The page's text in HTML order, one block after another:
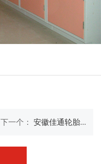
下一个： 安徽佳通轮胎有限公司